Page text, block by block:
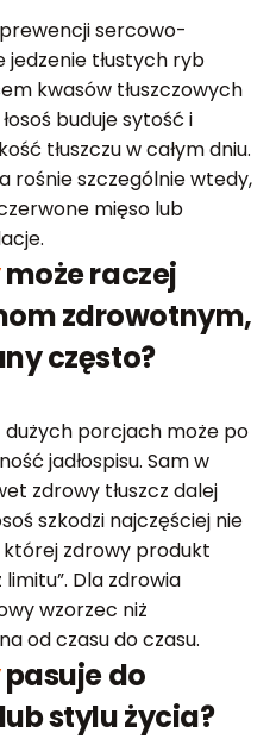
sercowo-
jedzenie tłustych ryb
kwasów tłuszczowych
buduje sytość i
tłuszczu w całym dniu.
rośnie szczególnie wtedy,
mięso lub
może raczej
zdrowotnym,
często?
porcjach może po
jadłospisu. Sam w
zdrowy tłuszcz dalej
szkodzi najczęściej nie
zdrowy produkt
Dla zdrowia
wzorzec niż
od czasu do czasu.
pasuje do
stylu życia?